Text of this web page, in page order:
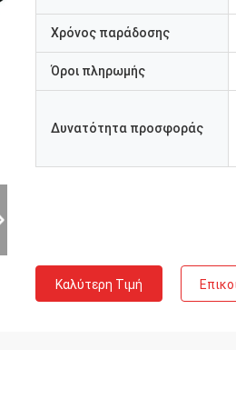
Χρόνος παράδοσης
Όροι πληρωμής
Δυνατότητα προσφοράς
Καλύτερη Τιμή